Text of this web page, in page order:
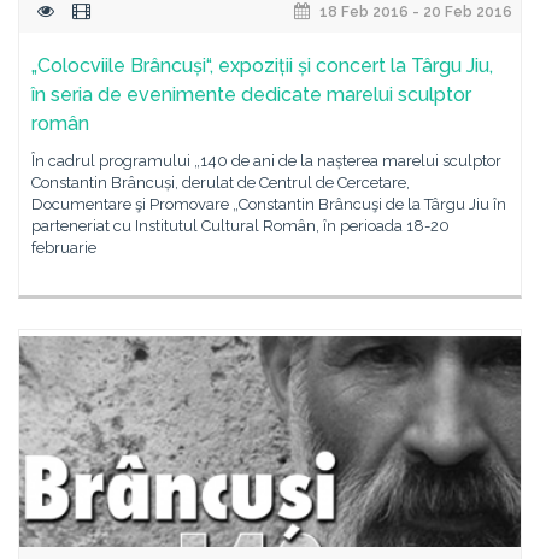
18 Feb 2016 - 20 Feb 2016
„Colocviile Brâncuși“, expoziții și concert la Târgu Jiu,
în seria de evenimente dedicate marelui sculptor
român
În cadrul programului „140 de ani de la nașterea marelui sculptor
Constantin Brâncuși, derulat de Centrul de Cercetare,
Documentare şi Promovare „Constantin Brâncuşi de la Târgu Jiu în
parteneriat cu Institutul Cultural Român, în perioada 18-20
februarie